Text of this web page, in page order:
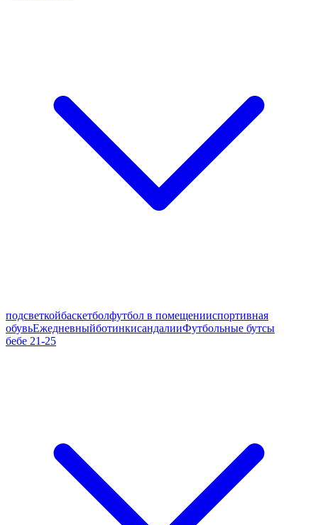
подсветкойбаскетболфутбол в помещенииспортивная
обувьЕжедневныйботинкисандалииФутбольные бутсы
бебе 21-25